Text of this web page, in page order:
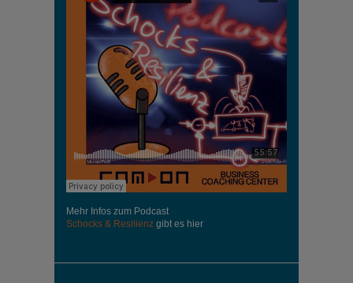
Mehr Infos zum Podcast
Schocks & Resilienz gibt es hier